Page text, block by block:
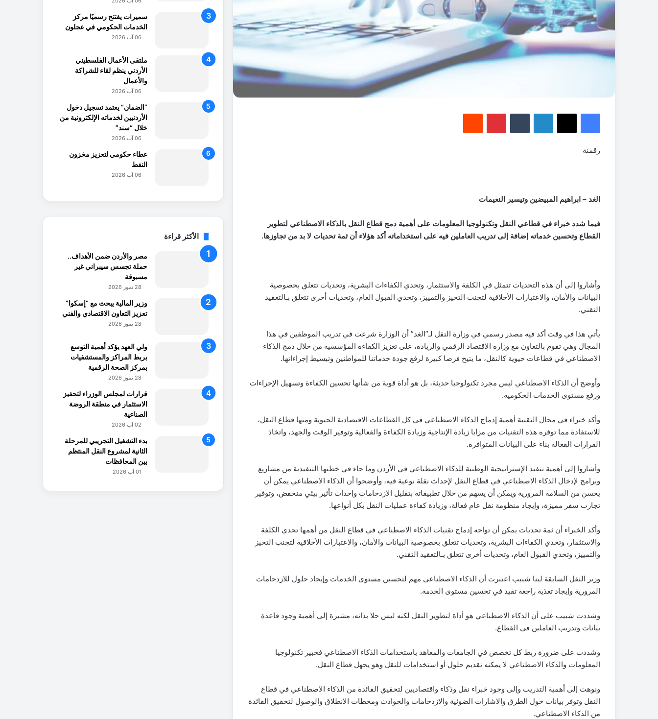
فيسبوك لينكدإن بينتيريست
رقمنة
الغد – ابراهيم المبيضين وتيسير النعيمات
فيما شدد خبراء في قطاعي النقل وتكنولوجيا المعلومات على أهمية دمج قطاع النقل بالذكاء الاصطناعي لتطوير
القطاع وتحسين خدماته إضافة إلى تدريب العاملين فيه على استخداماته أكد هؤلاء أن ثمة تحديات لا بد من تجاوزها.
وأشاروا إلى أن هذه التحديات تتمثل في الكلفة والاستثمار، وتحدي الكفاءات البشرية، وتحديات تتعلق بخصوصية
البيانات والأمان، والاعتبارات الأخلاقية لتجنب التحيز والتمييز، وتحدي القبول العام، وتحديات أخرى تتعلق بـالتعقيد
التقني.
يأتي هذا في وقت أكد فيه مصدر رسمي في وزارة النقل لـ”الغد” أن الوزارة شرعت في تدريب الموظفين في هذا
المجال وهي تقوم بالتعاون مع وزارة الاقتصاد الرقمي والريادة، على تعزيز الكفاءة المؤسسية من خلال دمج الذكاء
الاصطناعي في قطاعات حيوية كالنقل، ما يتيح فرصا كبيرة لرفع جودة خدماتنا للمواطنين وتبسيط إجراءاتها.
وأوضح أن الذكاء الاصطناعي ليس مجرد تكنولوجيا حديثة، بل هو أداة قوية من شأنها تحسين الكفاءة وتسهيل الإجراءات
ورفع مستوى الخدمات الحكومية.
وأكد خبراء في مجال التقنية أهمية إدماج الذكاء الاصطناعي في كل القطاعات الاقتصادية الحيوية ومنها قطاع النقل،
للاستفادة مما توفره هذه التقنيات من مزايا زيادة الإنتاجية وزيادة الكفاءة والفعالية وتوفير الوقت والجهد، واتخاذ
القرارات الفعالة بناء على البيانات المتوافرة.
وأشاروا إلى أهمية تنفيذ الإستراتيجية الوطنية للذكاء الاصطناعي في الأردن وما جاء في خطتها التنفيذية من مشاريع
وبرامج لإدخال الذكاء الاصطناعي في قطاع النقل لإحداث نقلة نوعية فيه، وأوضحوا أن الذكاء الاصطناعي يمكن أن
يحسن من السلامة المرورية ويمكن أن يسهم من خلال تطبيقاته بتقليل الازدحامات وإحداث تأثير بيئي منخفض، وتوفير
تجارب سفر مميزة، وإيجاد منظومة نقل عام فعالة، وزيادة كفاءة عمليات النقل بكل أنواعها.
وأكد الخبراء أن ثمة تحديات يمكن أن تواجه إدماج تقنيات الذكاء الاصطناعي في قطاع النقل من أهمها تحدي الكلفة
والاستثمار، وتحدي الكفاءات البشرية، وتحديات تتعلق بخصوصية البيانات والأمان، والاعتبارات الأخلاقية لتجنب التحيز
والتمييز، وتحدي القبول العام، وتحديات أخرى تتعلق بـالتعقيد التقني.
وزير النقل السابقة لينا شبيب اعتبرت أن الذكاء الاصطناعي مهم لتحسين مستوى الخدمات وإيجاد حلول للازدحامات
المرورية وإيجاد تغذية راجعة تفيد في تحسين مستوى الخدمة.
وشددت شبيب على أن الذكاء الاصطناعي هو أداة لتطوير النقل لكنه ليس حلا بذاته، مشيرة إلى أهمية وجود قاعدة
بيانات وتدريب العاملين في القطاع.
وشددت على ضرورة ربط كل تخصص في الجامعات والمعاهد باستخدامات الذكاء الاصطناعي فخبير تكنولوجيا
المعلومات والذكاء الاصطناعي لا يمكنه تقديم حلول أو استخدامات للنقل وهو يجهل قطاع النقل.
ونوهت إلى أهمية التدريب وإلى وجود خبراء نقل وذكاء واقتصاديين لتحقيق الفائدة من الذكاء الاصطناعي في قطاع
النقل وتوفر بيانات حول الطرق والاشارات الضوئية والازدحامات والحوادث ومحطات الانطلاق والوصول لتحقيق الفائدة
من الذكاء الاصطناعي.
سميرات يفتتح رسميًا مركز
الخدمات الحكومي في عجلون
06 آب 2026
ملتقى الأعمال الفلسطيني
الأردني ينظم لقاء للشراكة
والأعمال
06 آب 2026
“الضمان” يعتمد تسجيل دخول
الأردنيين لخدماته الإلكترونية من
خلال “سند”
06 آب 2026
عطاء حكومي لتعزيز مخزون
النفط
06 آب 2026
الأكثر قراءة
مصر والأردن ضمن الأهداف..
حملة تجسس سيبراني غير
مسبوقة
28 تموز 2026
وزير المالية يبحث مع “إسكوا”
تعزيز التعاون الاقتصادي والفني
28 تموز 2026
ولي العهد يؤكد أهمية التوسع
بربط المراكز والمستشفيات
بمركز الصحة الرقمية
28 تموز 2026
قرارات لمجلس الوزراء لتحفيز
الاستثمار في منطقة الروضة
الصناعية
02 آب 2026
بدء التشغيل التجريبي للمرحلة
الثانية لمشروع النقل المنتظم
بين المحافظات
01 آب 2026